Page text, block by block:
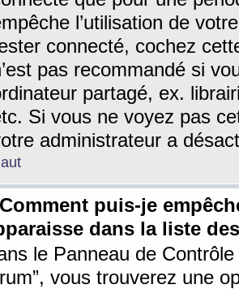
l’utilisation de
connecté, cochez
pas recommandé si
partagé, ex.
Si vous ne voyez pas
administrateur a
puis-je
dans la liste
le Panneau de
vous trouverez une